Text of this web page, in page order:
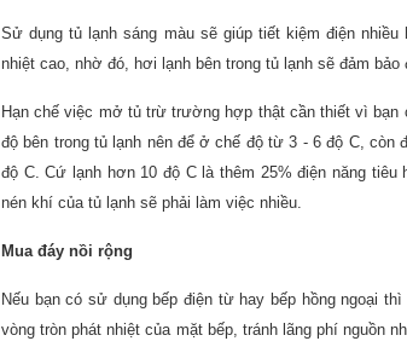
Sử dụng tủ lạnh sáng màu sẽ giúp tiết kiệm điện
nhiệt cao, nhờ đó, hơi lạnh bên trong tủ lạnh sẽ đảm
Hạn chế việc mở tủ trừ trường hợp thật cần thiết vì bạn
độ bên trong tủ lạnh nên để ở chế độ từ 3 - 6 độ C,
độ C. Cứ lạnh hơn 10 độ C là thêm 25% điện năng
nén khí của tủ lạnh sẽ phải làm việc nhiều.
Mua đáy nồi rộng
Nếu bạn có sử dụng bếp điện từ hay bếp hồng ngoại
vòng tròn phát nhiệt của mặt bếp, tránh lãng phí nguồn